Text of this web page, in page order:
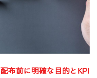
配布前に明確な目的とKPI